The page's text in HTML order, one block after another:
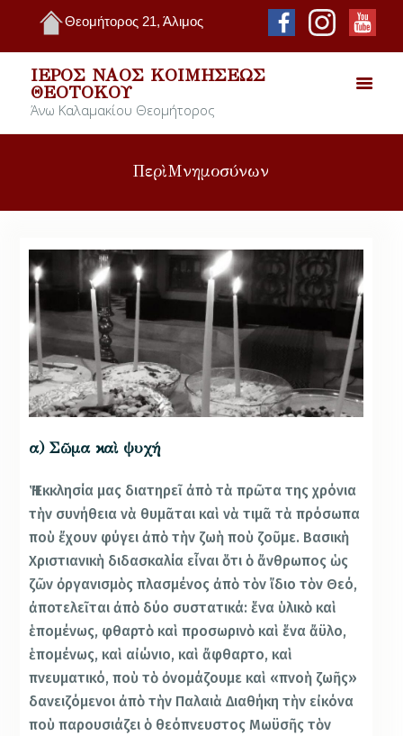
Θεομήτορος 21, Άλιμος
ΙΕΡΌΣ ΝΑΌΣ ΚΟΙΜΉΣΕΩΣ
ΘΕΟΤΌΚΟΥ
Άνω Καλαμακίου Θεομήτορος
Περὶ Μνημοσύνων
α) Σῶμα καὶ ψυχή
Ἡ Ἐκκλησία μας διατηρεῖ ἀπὸ τὰ πρῶτα της χρόνια
τὴν συνήθεια νὰ θυμᾶται καὶ νὰ τιμᾶ τὰ πρόσωπα
ποὺ ἔχουν φύγει ἀπὸ τὴν ζωὴ ποὺ ζοῦμε. Βασικὴ
Χριστιανικὴ διδασκαλία εἶναι ὅτι ὁ ἄνθρωπος ὡς
ζῶν ὀργανισμὸς πλασμένος ἀπὸ τὸν ἴδιο τὸν Θεό,
ἀποτελεῖται ἀπὸ δύο συστατικά: ἕνα ὑλικὸ καὶ
ἑπομένως, φθαρτὸ καὶ προσωρινὸ καὶ ἕνα ἄϋλο,
ἑπομένως, καὶ αἰώνιο, καὶ ἄφθαρτο, καὶ
πνευματικό, ποὺ τὸ ὀνομάζουμε καὶ «πνοὴ ζωῆς»
δανειζόμενοι ἀπὸ τὴν Παλαιὰ Διαθήκη τὴν εἰκόνα
ποὺ παρουσιάζει ὁ θεόπνευστος Μωϋσῆς τὸν